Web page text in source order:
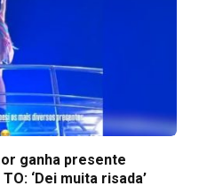
ganha presente
‘Dei muita risada’